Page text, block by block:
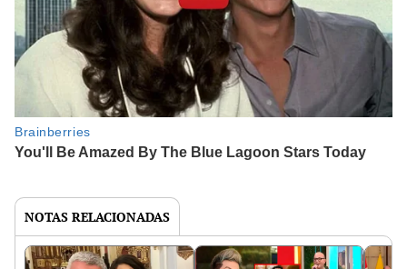
NOTAS RELACIONADAS